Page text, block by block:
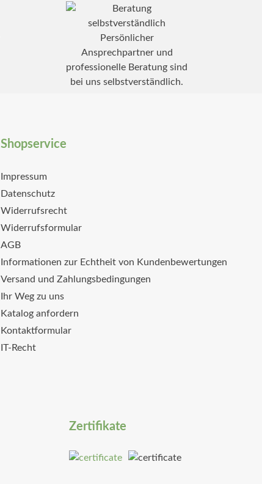
Persönlicher
Ansprechpartner und
professionelle Beratung sind
bei uns selbstverständlich.
Shopservice
Impressum
Datenschutz
Widerrufsrecht
Widerrufsformular
AGB
Informationen zur Echtheit von Kundenbewertungen
Versand und Zahlungsbedingungen
Ihr Weg zu uns
Katalog anfordern
Kontaktformular
IT-Recht
Zertifikate